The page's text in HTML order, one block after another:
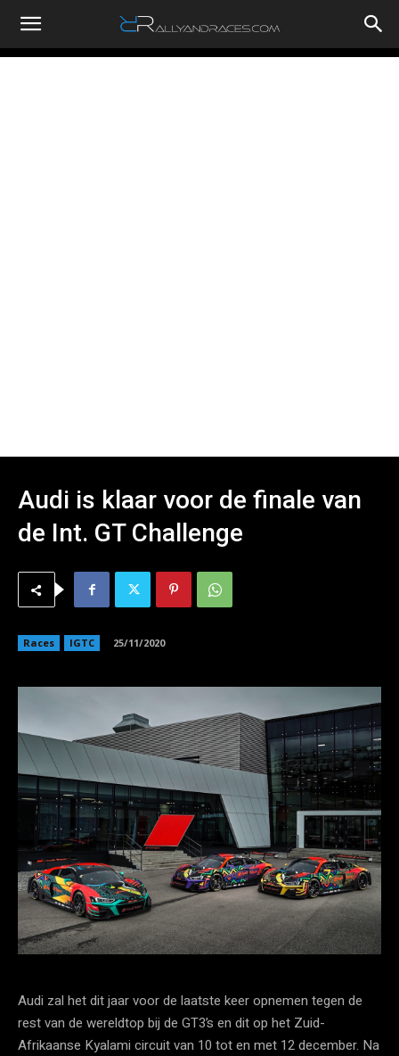
RallyandRaces.com
Audi is klaar voor de finale van
de Int. GT Challenge
Races IGTC 25/11/2020
Audi zal het dit jaar voor de laatste keer opnemen tegen de
rest van de wereldtop bij de GT3’s en dit op het Zuid-
Afrikaanse Kyalami circuit van 10 tot en met 12 december. Na